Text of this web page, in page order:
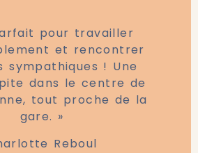
pour travailler
et rencontrer
sympathiques ! Une
dans le centre de
tout proche de la
gare. »
Reboul